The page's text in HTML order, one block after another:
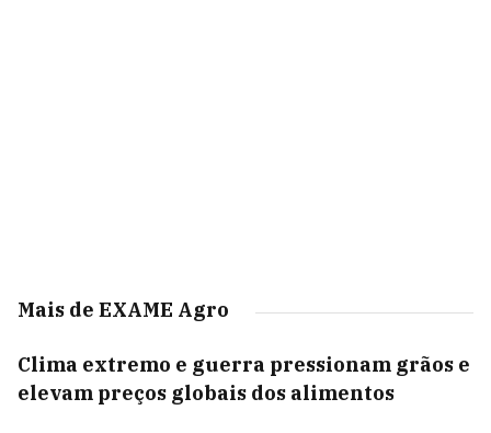
Mais de EXAME Agro
Clima extremo e guerra pressionam grãos e
elevam preços globais dos alimentos